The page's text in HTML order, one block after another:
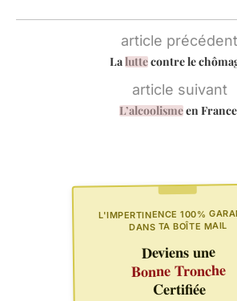
article précédent
Laluttecontre le
article suivant
L’alcoolismeen
L'IMPERTINENCE 100%
DANS TA BOÎTE MAIL
Deviens une
Bonne Tronche
Certifiée